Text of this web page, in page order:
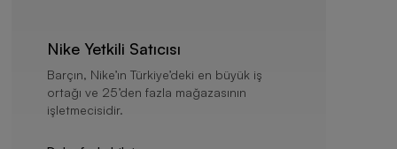
Nike Yetkili Satıcısı
Barçın, Nike’ın Türkiye’deki en büyük iş
ortağı ve 25’den fazla mağazasının
işletmecisidir.